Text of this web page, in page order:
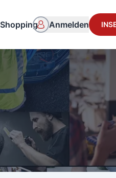
Shopping Anmelden